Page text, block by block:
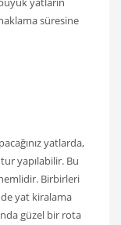
süresine
yatlarda,
yapılabilir. Bu
Birbirleri
yat kiralama
güzel bir rota